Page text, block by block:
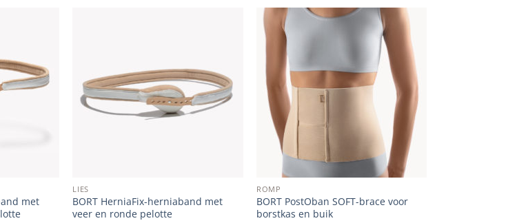
met
LIES
BORT HerniaFix-herniaband met
veer en ronde pelotte
Add to
wishlist
ROMP
BORT PostOban SOFT-brace voor
borstkas en buik